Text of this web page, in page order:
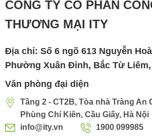
CÔNG TY CỔ PHẦN
THƯƠNG MẠI ITY
Địa chỉ: Số 6 ngõ 613 Nguyễn
Phường Xuân Đỉnh, Bắc Từ Liêm,
Văn phòng đại diện
Tầng 2 - CT2B, Tòa nhà Tràng An
Phùng Chí Kiên, Cầu Giấy, Hà Nội
info@ity.vn
1900 099985